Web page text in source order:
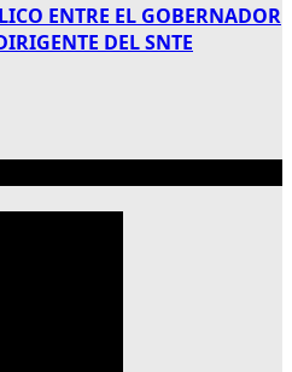
ENTRE EL GOBERNADOR
DEL SNTE